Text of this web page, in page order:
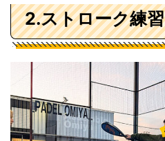
2.ストローク練習